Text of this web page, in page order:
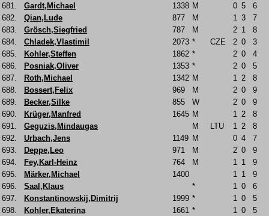
681.
Gardt,Michael 1338 M 0 5
6
682.
Qian,Lude 877 M 1 3
7
683.
Grösch,Siegfried 787 M 2 1
8
684.
Chladek,Vlastimil 2073 * CZE 2 0
3
685.
Kohler,Steffen 1862 * 2 0
4
686.
Posniak,Oliver 1353 * 2 0
5
687.
Roth,Michael 1342 M 1 2
8
688.
Bossert,Felix 969 M 2 0
9
689.
Becker,Silke 855 W 2 0
9
690.
Krüger,Manfred 1645 M 1 2
8
691.
Geguzis,Mindaugas M LTU 1 2
8
692.
Urbach,Jens 1149 M 0 4
7
693.
Deppe,Leo 971 M 2 0
9
694.
Fey,Karl-Heinz 764 M 1 1
9
695.
Märker,Michael 1400 1 1
9
696.
Saal,Klaus * 1 0
6
697.
Konstantinowskij,Dimitrij 1999 * 1 0
5
698.
Kohler,Ekaterina 1661 * 1 0 5